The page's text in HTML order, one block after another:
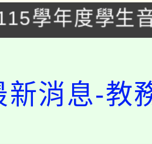
學年度學生
及新住民語歌
115學年度第
教師甄選結果(
教師甄選結果(
文化大學推廣
新消息-教